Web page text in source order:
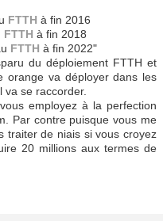
FTTH à fin 2016
FTTH à fin 2018
FTTH à fin 2022"
du déploiement FTTH et
orange va déployer dans les
va se raccorder.
employez à la perfection
Par contre puisque vous me
traiter de niais si vous croyez
20 millions aux termes de